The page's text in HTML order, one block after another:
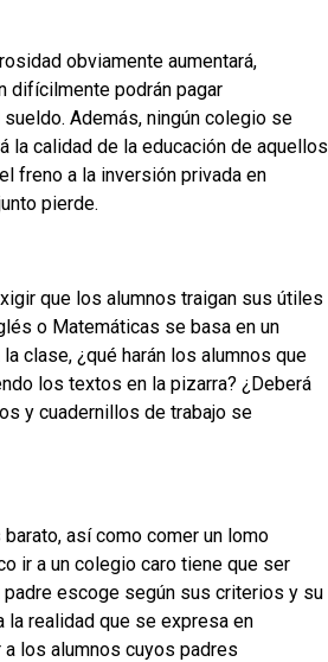
obviamente aumentará,
difícilmente podrán pagar
Además, ningún colegio se
la calidad de la educación de aquellos
freno a la inversión privada en
pierde.
que los alumnos traigan sus útiles
o Matemáticas se basa en un
clase, ¿qué harán los alumnos que
los textos en la pizarra? ¿Deberá
y cuadernillos de trabajo se
así como comer un lomo
ir a un colegio caro tiene que ser
escoge según sus criterios y su
la realidad que se expresa en
los alumnos cuyos padres